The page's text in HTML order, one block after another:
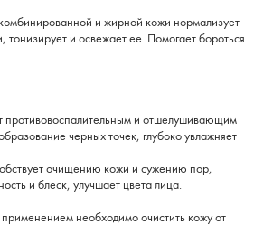
и жирной кожи нормализует
тонизирует и освежает ее. Помогает бороться
противовоспалительным и отшелушивающим
черных точек, глубоко увлажняет
очищению кожи и сужению пор,
и блеск, улучшает цвета лица.
необходимо очистить кожу от